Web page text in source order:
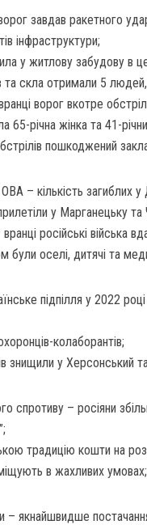
завдав ракетного
інфраструктури;
у житлову забудову в
та скла отримали 5
ворог вкотре
65-річна жінка та 41-
пошкоджений
– кількість загиблих у
у Марганецьку
російські війська
були оселі, дитячі та
підпілля у 2022
колаборантів;
знищили у Херсонський
спротиву – росіяни
традицію кошти на
в жахливих умовах;
– якнайшвидше